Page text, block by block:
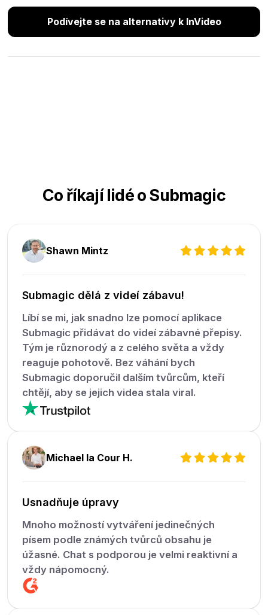
Podívejte se na alternativy k InVideo
Co říkají lidé o Submagic
Shawn Mintz
Submagic dělá z videí zábavu!
Líbí se mi, jak snadno lze pomocí aplikace
Submagic přidávat do videí zábavné přepisy.
Tým je různorodý a z celého světa a vždy
reaguje pohotově. Bez váhání bych
Submagic doporučil dalším tvůrcům, kteří
chtějí, aby se jejich videa stala viral.
Michael la Cour H.
Usnadňuje úpravy
Mnoho možností vytváření jedinečných
písem podle známých tvůrců obsahu je
úžasné. Chat s podporou je velmi reaktivní a
vždy nápomocný.